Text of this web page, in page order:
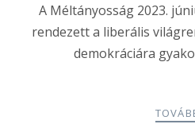
A Méltányosság 2023.
rendezett a liberális
demokráciára